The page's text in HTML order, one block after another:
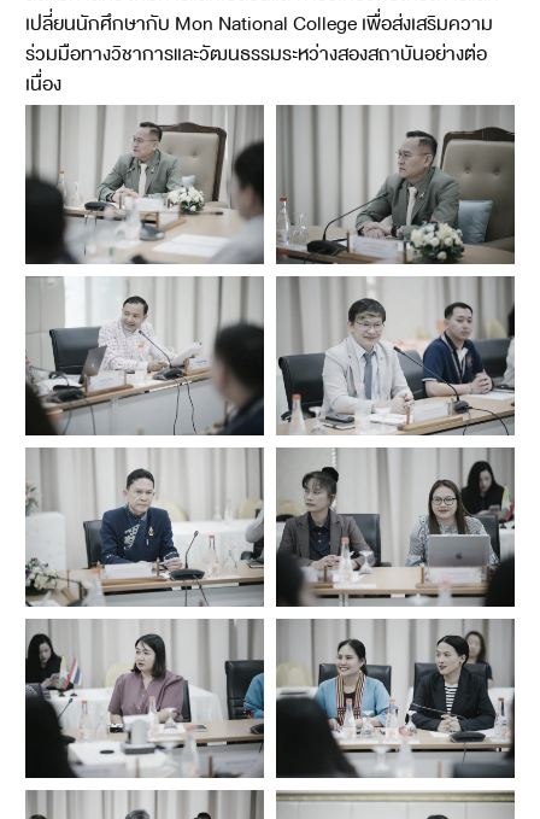
เปลี่ยนนักศึกษากับ Mon National College เพื่อส่งเสริมความ
ร่วมมือทางวิชาการและวัฒนธรรมระหว่างสองสถาบันอย่างต่อ
เนื่อง